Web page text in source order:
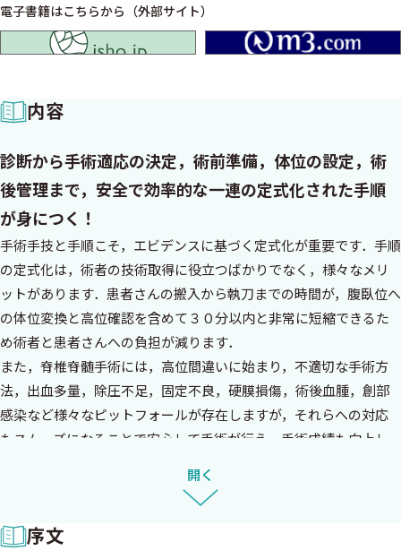
電子書籍はこちらから（外部サイト）
内容
診断から手術適応の決定，術前準備，体位の設定，術
後管理まで，安全で効率的な一連の定式化された手順
が身につく！
手術手技と手順こそ，エビデンスに基づく定式化が重要です．手順
の定式化は，術者の技術取得に役立つばかりでなく，様々なメリ
ットがあります．患者さんの搬入から執刀までの時間が，腹臥位へ
の体位変換と高位確認を含めて３０分以内と非常に短縮できるた
め術者と患者さんへの負担が減ります．
また，脊椎脊髄手術には，高位間違いに始まり，不適切な手術方
法，出血多量，除圧不足，固定不良，硬膜損傷，術後血腫，創部
感染など様々なピットフォールが存在しますが，それらへの対応
もスムーズになることで安心して手術が行え，手術成績も向上し
若手外科医必読の，脊椎脊髄外科手術を行うための実践手引き決
開く
序文